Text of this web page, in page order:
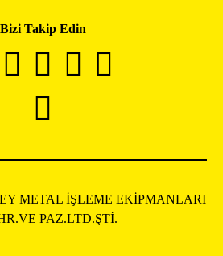
Bizi Takip Edin
METAL İŞLEME EKİPMANLARI
PAZ.LTD.ŞTİ.